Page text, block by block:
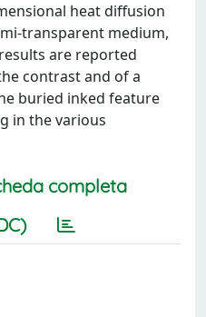
heat diffusion
transparent medium,
are reported
contrast and of a
buried inked feature
in the various
completa